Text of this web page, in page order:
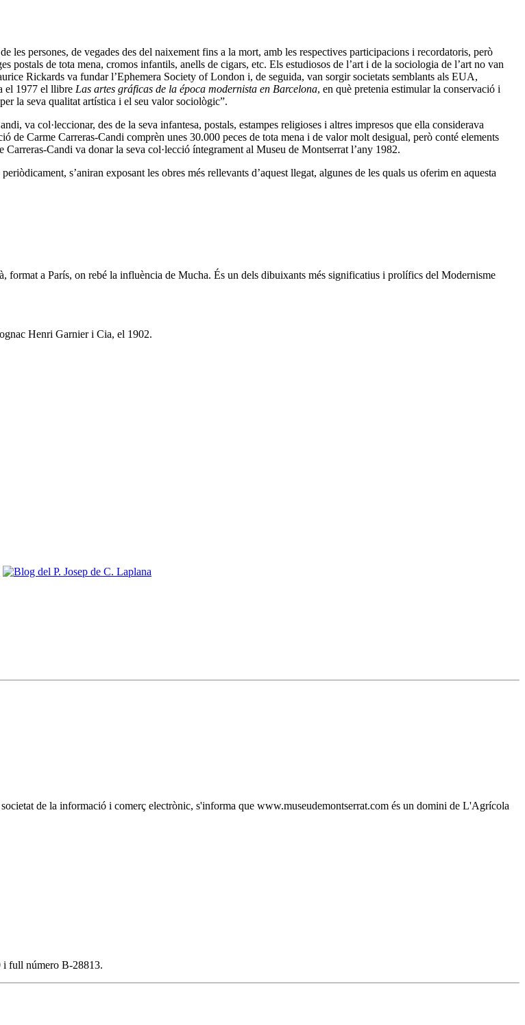
les persones, de vegades des del naixement fins a la mort, amb les respectives participacions i recordatoris, però
postals de tota mena, cromos infantils, anells de cigars, etc. Els estudiosos de l’art i de la sociologia de l’art no van
Rickards va fundar l’Ephemera Society of London i, de seguida, van sorgir societats semblants als EUA,
el 1977 el llibre Las artes gráficas de la época modernista en Barcelona, en què pretenia estimular la conservació i
la seva qualitat artística i el seu valor sociològic”.
va col·leccionar, des de la seva infantesa, postals, estampes religioses i altres impresos que ella considerava
de Carme Carreras-Candi comprèn unes 30.000 peces de tota mena i de valor molt desigual, però conté elements
Candi va donar la seva col·lecció íntegrament al Museu de Montserrat l’any 1982.
s’aniran exposant les obres més rellevants d’aquest llegat, algunes de les quals us oferim en aquesta
format a París, on rebé la influència de Mucha. És un dels dibuixants més significatius i prolífics del Modernisme
Henri Garnier i Cia, el 1902.
de la informació i comerç electrònic, s'informa que www.museudemontserrat.com és un domini de L'Agrícola
i full número B-28813.